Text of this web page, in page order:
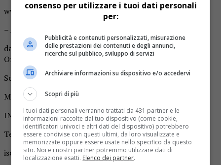
www.piccolafata.it
– Arte e Cultura
da 14/06/2026 a 14/06/2026
Orario dalle 16.30 alle 18
Sostegno, Casa del Bosco, Museo del Bramaterra
Musica e parole dalla Persia al Museo del Bramaterra
INFO
Telefono whatsapp 327 4858731
iscrizioni@storiedipiazza.it
consenso per utilizzare i tuoi dati personali
per:
Pubblicità e contenuti personalizzati, misurazione
delle prestazioni dei contenuti e degli annunci,
ricerche sul pubblico, sviluppo di servizi
Archiviare informazioni su dispositivo e/o accedervi
Scopri di più
I tuoi dati personali verranno trattati da 431 partner e le
informazioni raccolte dal tuo dispositivo (come cookie,
identificatori univoci e altri dati del dispositivo) potrebbero
essere condivise con questi ultimi, da loro visualizzate e
memorizzate oppure essere usate nello specifico da questo
sito. Noi e i nostri partner potremmo utilizzare dati di
localizzazione esatti. Elenco dei partner.